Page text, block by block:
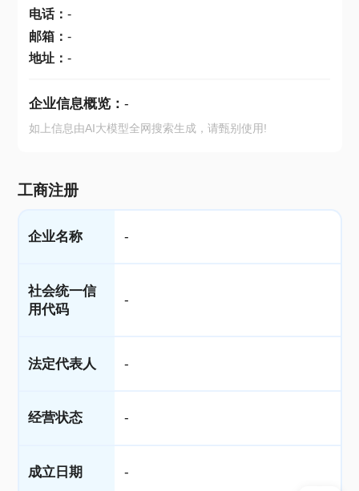
电话： -
邮箱： -
地址： -
企业信息概览： -
如上信息由AI大模型全网搜索生成，请甄别使用!
工商注册
企业名称 -
社会统一信
用代码
-
法定代表人 -
经营状态 -
成立日期 -